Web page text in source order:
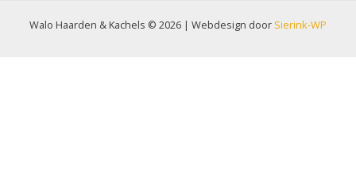
Walo Haarden & Kachels © 2026 | Webdesign door Sierink-WP